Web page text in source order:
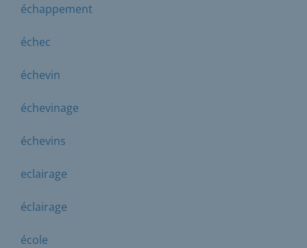
échappement
échec
échevin
échevinage
échevins
eclairage
éclairage
école